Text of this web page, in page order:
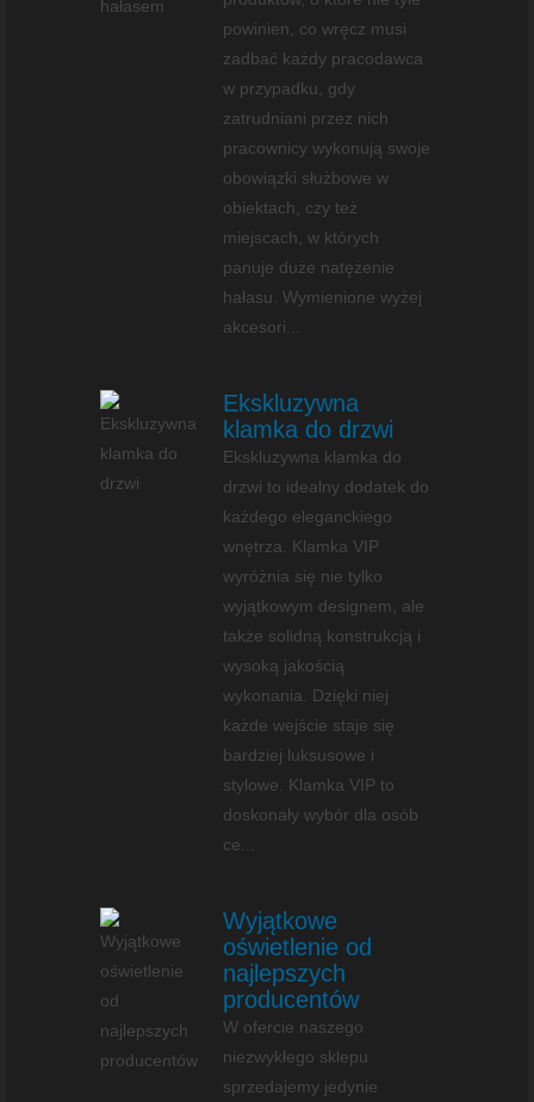
powinien, co wręcz musi
zadbać każdy pracodawca
w przypadku, gdy
zatrudniani przez nich
pracownicy wykonują swoje
obowiązki służbowe w
obiektach, czy też
miejscach, w których
panuje duże natężenie
hałasu. Wymienione wyżej
akcesori...
Ekskluzywna
klamka do drzwi
Ekskluzywna klamka do
drzwi to idealny dodatek do
każdego eleganckiego
wnętrza. Klamka VIP
wyróżnia się nie tylko
wyjątkowym designem, ale
także solidną konstrukcją i
wysoką jakością
wykonania. Dzięki niej
każde wejście staje się
bardziej luksusowe i
stylowe. Klamka VIP to
doskonały wybór dla osób
ce...
Wyjątkowe
oświetlenie od
najlepszych
producentów
W ofercie naszego
niezwykłego sklepu
sprzedajemy jedynie